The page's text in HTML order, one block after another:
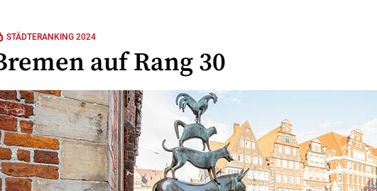
STÄDTERANKING 2024
auf Rang 30